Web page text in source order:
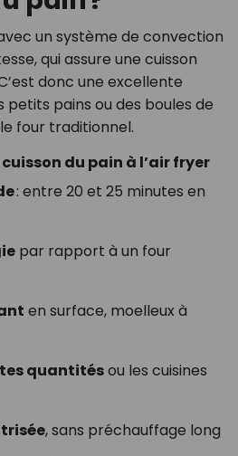
un système de convection
qui assure une cuisson
donc une excellente
petits pains ou des boules de
four traditionnel.
du pain à l’air fryer
: entre 20 et 25 minutes en
par rapport à un four
en surface, moelleux à
quantitésou les cuisines
, sans préchauffage long